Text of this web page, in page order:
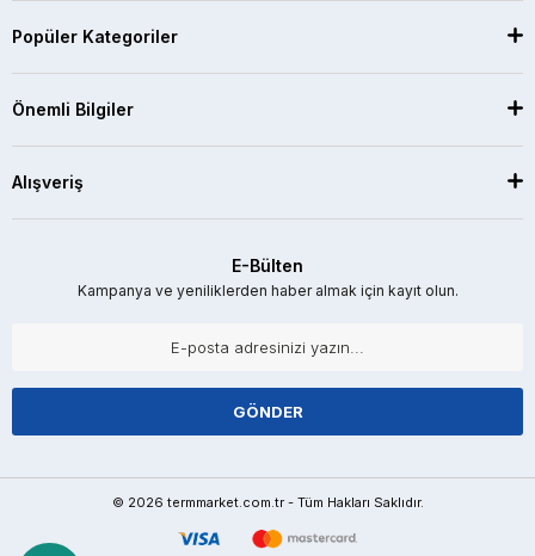
Popüler Kategoriler
Önemli Bilgiler
Alışveriş
E-Bülten
Kampanya ve yeniliklerden haber almak için kayıt olun.
GÖNDER
© 2026 termmarket.com.tr - Tüm Hakları Saklıdır.